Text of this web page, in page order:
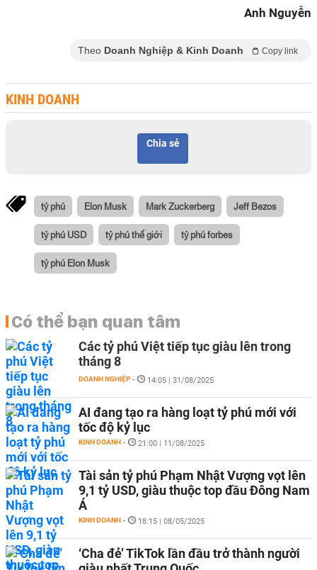
Anh Nguyễn
Theo Doanh Nghiệp & Kinh Doanh Copy link
KINH DOANH
Chia sẻ
tỷ phú Elon Musk Mark Zuckerberg Jeff Bezos
tỷ phú USD tỷ phú thế giới tỷ phú forbes
tỷ phú Elon Musk
Có thể bạn quan tâm
Các tỷ phú Việt tiếp tục giàu lên trong
tháng 8
DOANH NGHIỆP - 14:05 | 31/08/2025
AI đang tạo ra hàng loạt tỷ phú mới với
tốc độ kỷ lục
KINH DOANH - 21:00 | 11/08/2025
Tài sản tỷ phú Phạm Nhật Vượng vọt lên
9,1 tỷ USD, giàu thuộc top đầu Đông Nam
Á
KINH DOANH - 18:15 | 08/05/2025
‘Cha đẻ’ TikTok lần đầu trở thành người